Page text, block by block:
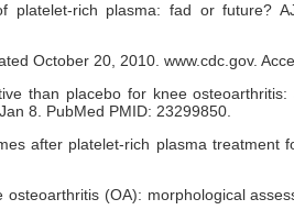
platelet-rich plasma: fad or future?
October 20, 2010. www.cdc.gov.
than placebo for knee osteoarthritis:
8. PubMed PMID: 23299850.
after platelet-rich plasma treatment
(OA): morphological